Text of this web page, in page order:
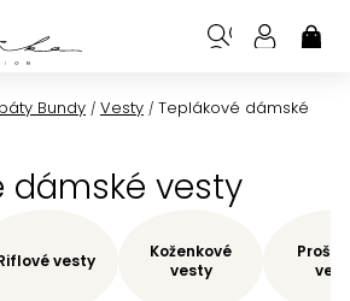
Bundy / Vesty / Teplákové dámské
dámské vesty
vesty
Koženkové
vesty